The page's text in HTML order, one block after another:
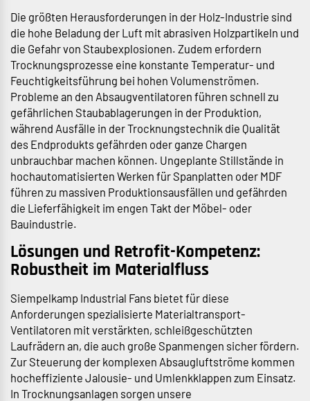
Die größten Herausforderungen in der Holz-Industrie sind
die hohe Beladung der Luft mit abrasiven Holzpartikeln und
die Gefahr von Staubexplosionen. Zudem erfordern
Trocknungsprozesse eine konstante Temperatur- und
Feuchtigkeitsführung bei hohen Volumenströmen.
Probleme an den Absaugventilatoren führen schnell zu
gefährlichen Staubablagerungen in der Produktion,
während Ausfälle in der Trocknungstechnik die Qualität
des Endprodukts gefährden oder ganze Chargen
unbrauchbar machen können. Ungeplante Stillstände in
hochautomatisierten Werken für Spanplatten oder MDF
führen zu massiven Produktionsausfällen und gefährden
die Lieferfähigkeit im engen Takt der Möbel- oder
Bauindustrie.
Lösungen und Retrofit-Kompetenz:
Robustheit im Materialfluss
Siempelkamp Industrial Fans bietet für diese
Anforderungen spezialisierte Materialtransport-
Ventilatoren mit verstärkten, schleißgeschützten
Laufrädern an, die auch große Spanmengen sicher fördern.
Zur Steuerung der komplexen Absaugluftströme kommen
hocheffiziente Jalousie- und Umlenkklappen zum Einsatz.
In Trocknungsanlagen sorgen unsere